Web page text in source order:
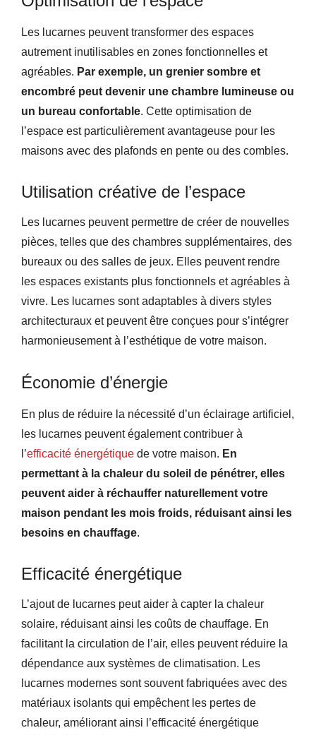
Les lucarnes peuvent transformer des espaces
autrement inutilisables en zones fonctionnelles et
agréables. Par exemple, un grenier sombre et
encombré peut devenir une chambre lumineuse ou
un bureau confortable. Cette optimisation de
l’espace est particulièrement avantageuse pour les
maisons avec des plafonds en pente ou des combles.
Utilisation créative de l’espace
Les lucarnes peuvent permettre de créer de nouvelles
pièces, telles que des chambres supplémentaires, des
bureaux ou des salles de jeux. Elles peuvent rendre
les espaces existants plus fonctionnels et agréables à
vivre. Les lucarnes sont adaptables à divers styles
architecturaux et peuvent être conçues pour s’intégrer
harmonieusement à l’esthétique de votre maison.
Économie d’énergie
En plus de réduire la nécessité d’un éclairage artificiel,
les lucarnes peuvent également contribuer à
l’efficacité énergétique de votre maison. En
permettant à la chaleur du soleil de pénétrer, elles
peuvent aider à réchauffer naturellement votre
maison pendant les mois froids, réduisant ainsi les
besoins en chauffage.
Efficacité énergétique
L’ajout de lucarnes peut aider à capter la chaleur
solaire, réduisant ainsi les coûts de chauffage. En
facilitant la circulation de l’air, elles peuvent réduire la
dépendance aux systèmes de climatisation. Les
lucarnes modernes sont souvent fabriquées avec des
matériaux isolants qui empêchent les pertes de
chaleur, améliorant ainsi l’efficacité énergétique